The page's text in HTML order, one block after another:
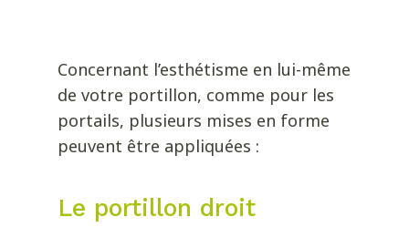
Concernant l’esthétisme en lui-même
de votre portillon, comme pour les
portails, plusieurs mises en forme
peuvent être appliquées :
Le portillon droit